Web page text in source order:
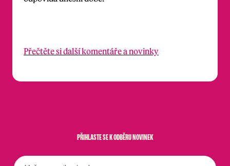
Přečtěte si další komentáře a novinky
PŘIHLASTE SE K ODBĚRU NOVINEK
E-